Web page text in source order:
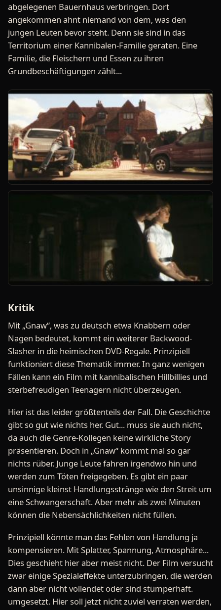
abgelegenen Bauernhaus verbringen. Dort
angekommen ahnt niemand von dem, was den
jungen Leuten bevor steht. Denn sie sind in das
Territorium einer Kannibalen-Familie geraten. Eine
Familie, die Fleischern und Essen zu ihren
Grundbeschäftigungen zählt...
Kritik
Mit „Gnaw“, was zu deutsch etwa Knabbern oder
Nagen bedeutet, kommt ein weiterer Backwood-
Slasher in die heimischen DVD-Regale. Prinzipiell
funktioniert diese Thematik immer. In ganz wenigen
Fällen kann ein Film mit kannibalischen Hillbillies und
sterbefreudigen Teenagern nicht überzeugen.
Hier ist das leider größtenteils der Fall. Die Geschichte
gibt so gut wie nichts her. Gut... muss sie auch nicht,
da auch die Genre-Kollegen keine wirkliche Story
präsentieren. Doch in „Gnaw“ kommt mal so gar
nichts rüber. Junge Leute fahren irgendwo hin und
werden zum Töten freigegeben. Es gibt ein paar
unsinnige kleinst Handlungsstränge wie den Streit um
eine Schwangerschaft. Aber mehr als zwei Minuten
können die Nebensächlichkeiten nicht füllen.
Prinzipiell könnte man das Fehlen von Handlung ja
kompensieren. Mit Splatter, Spannung, Atmosphäre...
Dies geschieht hier aber meist nicht. Der Film versucht
zwar einige Spezialeffekte unterzubringen, die werden
dann aber nicht vollendet oder sind stümperhaft.
umgesetzt. Hier soll jetzt nicht zuviel verraten werden,